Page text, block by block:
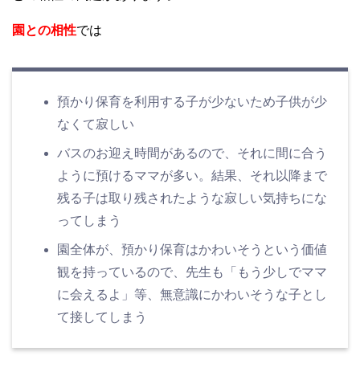
園との相性では
預かり保育を利用する子が少ないため子供が少
なくて寂しい
バスのお迎え時間があるので、それに間に合う
ように預けるママが多い。結果、それ以降まで
残る子は取り残されたような寂しい気持ちにな
ってしまう
園全体が、預かり保育はかわいそうという価値
観を持っているので、先生も「もう少しでママ
に会えるよ」等、無意識にかわいそうな子とし
て接してしまう